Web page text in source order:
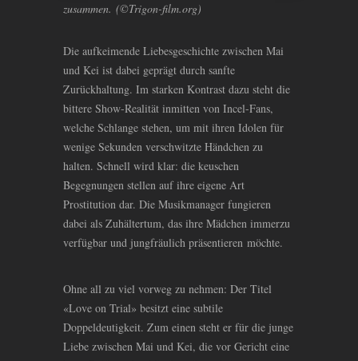
zusammen. (©Trigon-film.org)
Die aufkeimende Liebesgeschichte zwischen Mai
und Kei ist dabei geprägt durch sanfte
Zurückhaltung. Im starken Kontrast dazu steht die
bittere Show-Realität inmitten von Incel-Fans,
welche Schlange stehen, um mit ihren Idolen für
wenige Sekunden verschwitzte Händchen zu
halten. Schnell wird klar: die keuschen
Begegnungen stellen auf ihre eigene Art
Prostitution dar. Die Musikmanager fungieren
dabei als Zuhältertum, das ihre Mädchen immerzu
verfügbar und jungfräulich präsentieren möchte.
Ohne all zu viel vorweg zu nehmen: Der Titel
«Love on Trial» besitzt eine subtile
Doppeldeutigkeit. Zum einen steht er für die junge
Liebe zwischen Mai und Kei, die vor Gericht eine